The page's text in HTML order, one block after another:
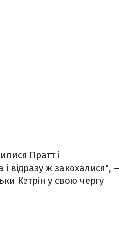
Пратт і
відразу ж закохалися", –
Кетрін у свою чергу